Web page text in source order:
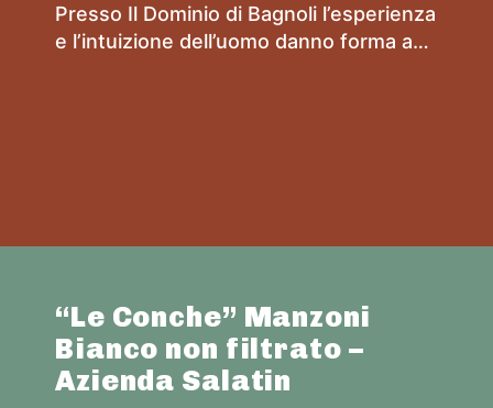
Presso Il Dominio di Bagnoli l’esperienza
e l’intuizione dell’uomo danno forma ad
“Le Conche” Manzoni
Bianco non filtrato –
Azienda Salatin